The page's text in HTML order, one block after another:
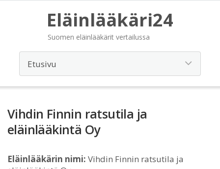
Eläinlääkäri24
Suomen eläinlääkärit vertailussa
Vihdin Finnin ratsutila ja
eläinlääkintä Oy
Eläinlääkärin nimi: Vihdin Finnin ratsutila ja